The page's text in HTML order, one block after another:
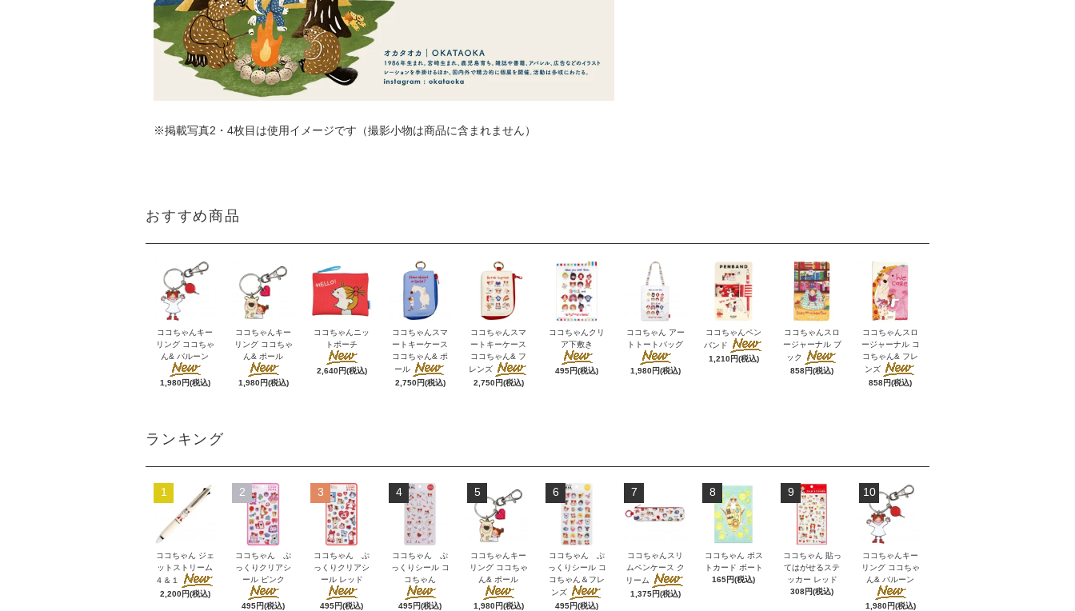
※掲載写真2・4枚目は使用イメージです（撮影小物は商品に含まれません）
おすすめ商品
ココちゃんキー
リング ココちゃ
ん& バルーン
1,980円(税込)
ココちゃんキー
リング ココちゃ
ん& ポール
1,980円(税込)
ココちゃんニッ
トポーチ
2,640円(税込)
ココちゃんスマ
ートキーケース
ココちゃん& ポ
ール
2,750円(税込)
ココちゃんスマ
ートキーケース
ココちゃん& フ
レンズ
2,750円(税込)
ココちゃんクリ
ア下敷き
495円(税込)
ココちゃん アー
トトートバッグ
1,980円(税込)
ココちゃんペン
バンド
1,210円(税込)
ココちゃんスロ
ージャーナル ブ
ック
858円(税込)
ココちゃんスロ
ージャーナル コ
コちゃん& フレ
ンズ
858円(税込)
ランキング
1
ココちゃん ジェ
ットストリーム
４＆１
2,200円(税込)
2
ココちゃん ぷ
っくりクリアシ
ール ピンク
495円(税込)
3
ココちゃん ぷ
っくりクリアシ
ール レッド
495円(税込)
4
ココちゃん ぷ
っくりシール コ
コちゃん
495円(税込)
5
ココちゃんキー
リング ココちゃ
ん& ポール
1,980円(税込)
6
ココちゃん ぷ
っくりシール コ
コちゃん＆フレ
ンズ
495円(税込)
7
ココちゃんスリ
ムペンケース ク
リーム
1,375円(税込)
8
ココちゃん ポス
トカード ボート
165円(税込)
9
ココちゃん 貼っ
てはがせるステ
ッカー レッド
308円(税込)
10
ココちゃんキー
リング ココちゃ
ん& バルーン
1,980円(税込)